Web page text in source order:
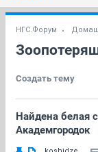
НГС.Форум
Создать тему
Найдена белая
Академгородок